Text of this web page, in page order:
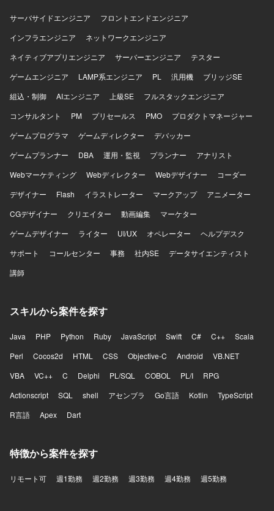
改善に取り組める方、課題を自ら発見しスコープを切って
にもコミットできる方を求めております。 【ポジションの
魅力】 PLG 型プロダクトにおけるカスタマーサクセスの設
計から運用まで一気通貫で関わることができ、コンテンツ
やコミュニティを通じてスケーラブルな顧客成功の仕組み
善活動を通じて、SaaS ビジネスにおける成長ドライバーを
実践的に学べる環境です。 【開発環境】 Slack / Discord な
ートメーション、CRM、利用ログ分析ツール、AI ツール
（Claude / ChatGPT 等）を活用した業務環境になります。
サーバサイドエンジニア
フロントエンドエンジニア
インフラエンジニア
ネットワークエンジニア
ネイティブアプリエンジニア
サーバーエンジニア
テスター
ゲームエンジニア
LAMP系エンジニア PL 汎用機
ブリッジSE
組込・制御
AIエンジニア 上級SE
フルスタックエンジニア
コンサルタント
PM プリセールス PMO
プロダクトマネージャー
ゲームプログラマ
ゲームディレクター
デバッカー
ゲームプランナー
DBA 運用・監視 プランナー
アナリスト
Webマーケティング
Webディレクター Webデザイナー
コーダー
デザイナー
Flash イラストレーター マークアップ
アニメーター
CGデザイナー
クリエイター 動画編集
マーケター
ゲームデザイナー
ライター UI/UX オペレーター
ヘルプデスク
サポート
コールセンター 事務 社内SE
データサイエンティスト
講師
スキルから案件を探す
Java PHP Python Ruby JavaScript Swift C# C++
Scala
Perl
Cocos2d HTML CSS Objective-C Android
VB.NET
VBA
VC++ C Delphi PL/SQL COBOL PL/I
RPG
Actionscript
SQL shell アセンブラ Go言語 Kotlin
TypeScript
R言語
Apex Dart
特徴から案件を探す
リモート可 週1勤務 週2勤務 週3勤務 週4勤務 週5勤務